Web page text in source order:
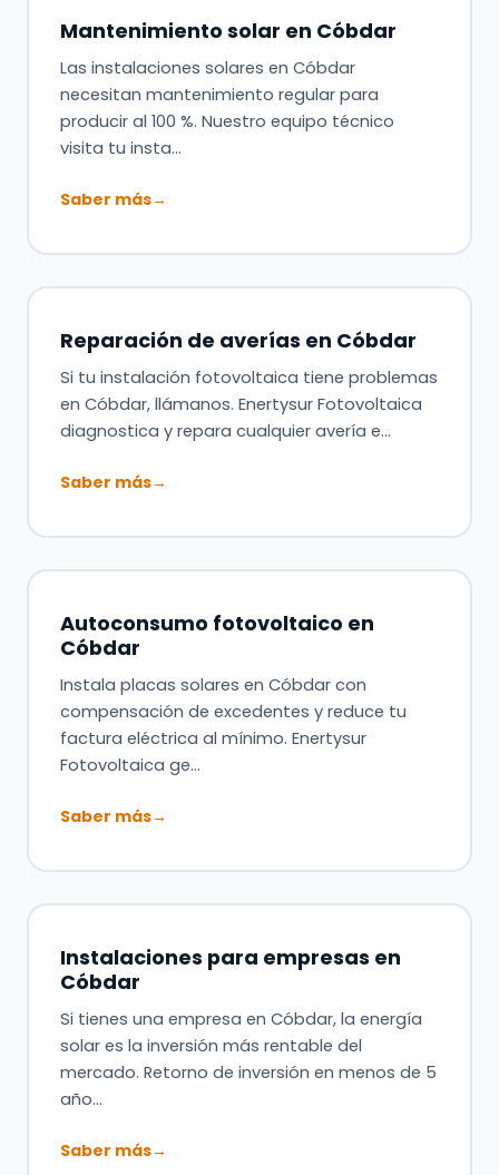
Mantenimiento solar en Cóbdar
Las instalaciones solares en Cóbdar
necesitan mantenimiento regular para
producir al 100 %. Nuestro equipo técnico
visita tu insta…
Saber más→
Reparación de averías en Cóbdar
Si tu instalación fotovoltaica tiene problemas
en Cóbdar, llámanos. Enertysur Fotovoltaica
diagnostica y repara cualquier avería e…
Saber más→
Autoconsumo fotovoltaico en
Cóbdar
Instala placas solares en Cóbdar con
compensación de excedentes y reduce tu
factura eléctrica al mínimo. Enertysur
Fotovoltaica ge…
Saber más→
Instalaciones para empresas en
Cóbdar
Si tienes una empresa en Cóbdar, la energía
solar es la inversión más rentable del
mercado. Retorno de inversión en menos de 5
año…
Saber más→